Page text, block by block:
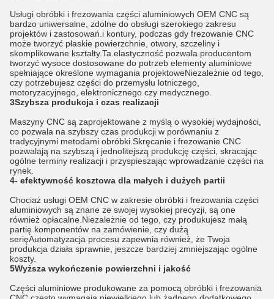
Usługi obróbki i frezowania części aluminiowych OEM CNC są
bardzo uniwersalne, zdolne do obsługi szerokiego zakresu
projektów i zastosowań.i kontury, podczas gdy frezowanie CNC
może tworzyć płaskie powierzchnie, otwory, szczeliny i
skomplikowane kształty.Ta elastyczność pozwala producentom
tworzyć wysoce dostosowane do potrzeb elementy aluminiowe
spełniające określone wymagania projektoweNiezależnie od tego,
czy potrzebujesz części do przemysłu lotniczego,
motoryzacyjnego, elektronicznego czy medycznego.
3Szybsza produkcja i czas realizacji
Maszyny CNC są zaprojektowane z myślą o wysokiej wydajności,
co pozwala na szybszy czas produkcji w porównaniu z
tradycyjnymi metodami obróbki.Skręcanie i frezowanie CNC
pozwalają na szybszą i jednolitejszą produkcję części, skracając
ogólne terminy realizacji i przyspieszając wprowadzanie części na
rynek.
4- efektywność kosztowa dla małych i dużych partii
Chociaż usługi OEM CNC w zakresie obróbki i frezowania części
aluminiowych są znane ze swojej wysokiej precyzji, są one
również opłacalne.Niezależnie od tego, czy produkujesz małą
partię komponentów na zamówienie, czy dużą
serięAutomatyzacja procesu zapewnia również, że Twoja
produkcja działa sprawnie, jeszcze bardziej zmniejszając ogólne
koszty.
5Wyższa wykończenie powierzchni i jakość
Części aluminiowe produkowane za pomocą obróbki i frezowania